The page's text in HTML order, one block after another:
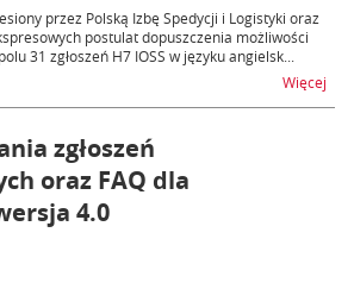
przez Polską Izbę Spedycji i Logistyki oraz
postulat dopuszczenia możliwości
31 zgłoszeń H7 IOSS w języku angielsk...
Więcej
zgłoszeń
oraz FAQ dla
4.0